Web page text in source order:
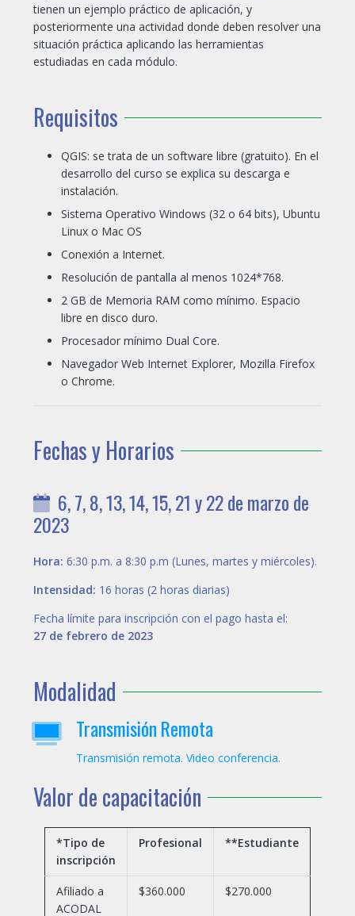
tienen un ejemplo práctico de aplicación, y
posteriormente una actividad donde deben resolver una
situación práctica aplicando las herramientas
estudiadas en cada módulo.
Requisitos
QGIS: se trata de un software libre (gratuito). En el
desarrollo del curso se explica su descarga e
instalación.
Sistema Operativo Windows (32 o 64 bits), Ubuntu
Linux o Mac OS
Conexión a Internet.
Resolución de pantalla al menos 1024*768.
2 GB de Memoria RAM como mínimo. Espacio
libre en disco duro.
Procesador mínimo Dual Core.
Navegador Web Internet Explorer, Mozilla Firefox
o Chrome.
Fechas y Horarios
6, 7, 8, 13, 14, 15, 21 y 22 de marzo de
2023
Hora: 6:30 p.m. a 8:30 p.m (Lunes, martes y miércoles).
Intensidad: 16 horas (2 horas diarias)
Fecha límite para inscripción con el pago hasta el:
27 de febrero de 2023
Modalidad
Transmisión Remota
Transmisión remota. Video conferencia.
Valor de capacitación
*Tipo de
inscripción
Profesional **Estudiante
Afiliado a
ACODAL
$360.000 $270.000